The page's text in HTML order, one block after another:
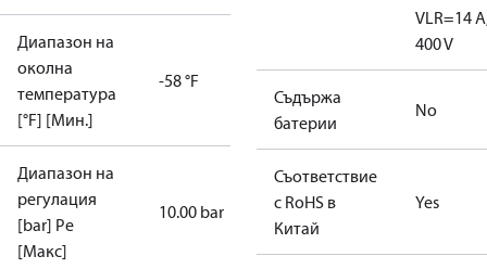
Диапазон на
околна
температура
[°F] [Мин.]
-58 °F
Диапазон на
регулация
[bar] Pe
[Макс]
10.00 bar
VLR=14
400 V
Съдържа
батерии
No
Съответствие
с RoHS в
Китай
Yes